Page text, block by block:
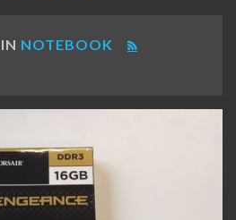
NOTEBOOK